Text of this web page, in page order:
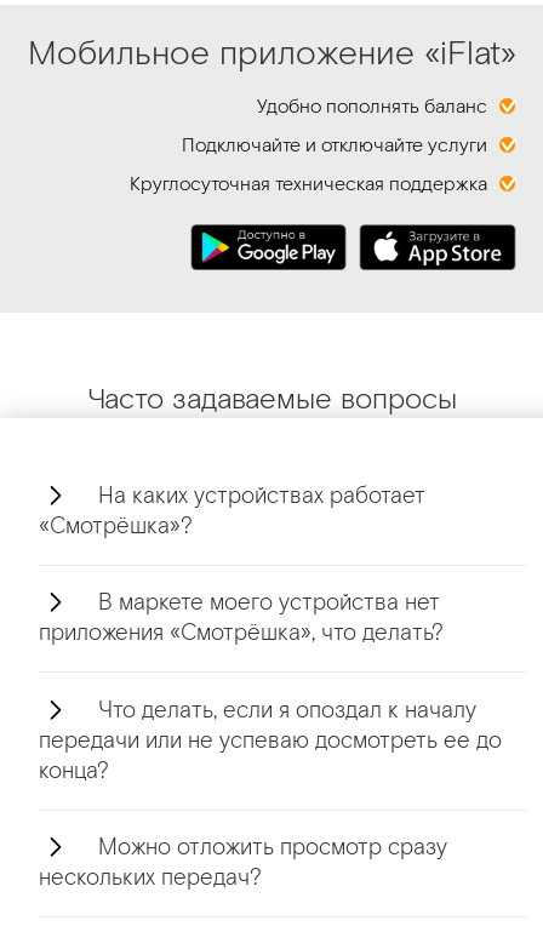
Мобильное приложение «iFlat»
Удобно пополнять баланс
Подключайте и отключайте услуги
Круглосуточная техническая поддержка
Часто задаваемые вопросы
На каких устройствах работает
«Смотрёшка»?
В маркете моего устройства нет
приложения «Смотрёшка», что делать?
Что делать, если я опоздал к началу
передачи или не успеваю досмотреть ее до
конца?
Можно отложить просмотр сразу
нескольких передач?